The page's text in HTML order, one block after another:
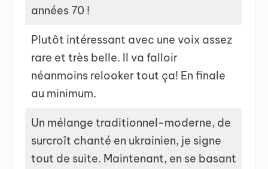
années 70 !
Plutôt intéressant avec une voix assez
rare et très belle. Il va falloir
néanmoins relooker tout ça! En finale
au minimum.
Un mélange traditionnel-moderne, de
surcroît chanté en ukrainien, je signe
tout de suite. Maintenant, en se basant